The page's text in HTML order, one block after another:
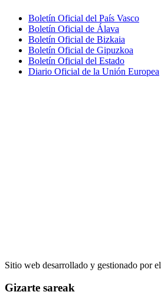
Boletín Oficial del País Vasco
Boletín Oficial de Álava
Boletín Oficial de Bizkaia
Boletín Oficial de Gipuzkoa
Boletín Oficial del Estado
Diario Oficial de la Unión Europea
Sitio web desarrollado y gestionado por el
Gizarte sareak